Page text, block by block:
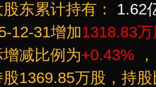
东累计持有： 1.62
12-31增加1318.83
增减比例为+0.43%
股1369.85万股，持